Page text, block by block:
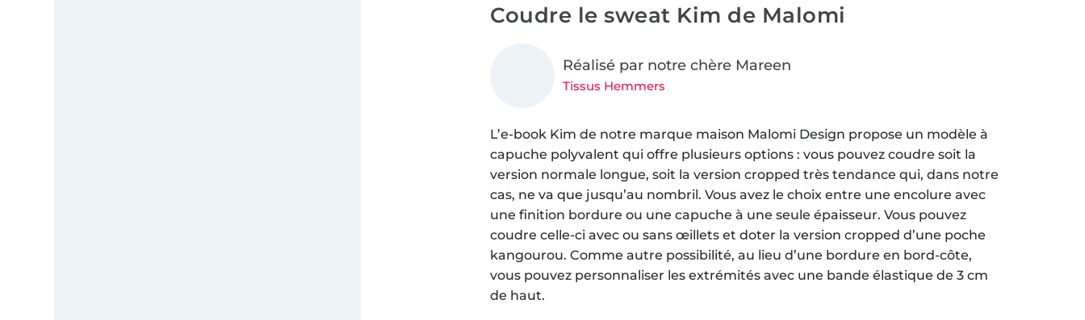
Coudre le sweat Kim de Malomi
Réalisé par notre chère Mareen
Tissus Hemmers
L’e-book Kim de notre marque maison Malomi Design propose un modèle à
capuche polyvalent qui offre plusieurs options : vous pouvez coudre soit la
version normale longue, soit la version cropped très tendance qui, dans notre
cas, ne va que jusqu’au nombril. Vous avez le choix entre une encolure avec
une finition bordure ou une capuche à une seule épaisseur. Vous pouvez
coudre celle-ci avec ou sans œillets et doter la version cropped d’une poche
kangourou. Comme autre possibilité, au lieu d’une bordure en bord-côte,
vous pouvez personnaliser les extrémités avec une bande élastique de 3 cm
de haut.